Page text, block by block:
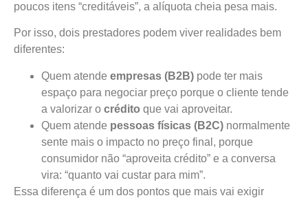
poucos itens “creditáveis”, a alíquota cheia pesa mais.
Por isso, dois prestadores podem viver realidades bem
diferentes:
Quem atende empresas (B2B) pode ter mais
espaço para negociar preço porque o cliente tende
a valorizar o crédito que vai aproveitar.
Quem atende pessoas físicas (B2C) normalmente
sente mais o impacto no preço final, porque
consumidor não “aproveita crédito” e a conversa
vira: “quanto vai custar para mim”.
Essa diferença é um dos pontos que mais vai exigir